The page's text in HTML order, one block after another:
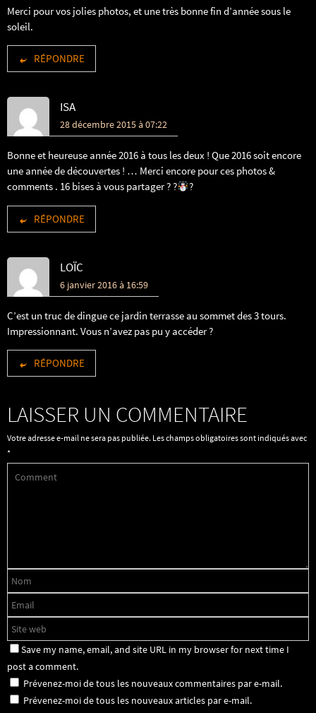
Merci pour vos jolies photos, et une très bonne fin d’année sous le
soleil.
RÉPONDRE
ISA
28 décembre 2015 à 07:22
Bonne et heureuse année 2016 à tous les deux ! Que 2016 soit encore
une année de découvertes ! … Merci encore pour ces photos &
comments . 16 bises à vous partager ? ?
?
RÉPONDRE
LOÏC
6 janvier 2016 à 16:59
C’est un truc de dingue ce jardin terrasse au sommet des 3 tours.
Impressionnant. Vous n’avez pas pu y accéder ?
RÉPONDRE
LAISSER UN COMMENTAIRE
Votre adresse e-mail ne sera pas publiée. Les champs obligatoires sont indiqués avec
*
Save my name, email, and site URL in my browser for next time I
post a comment.
Prévenez-moi de tous les nouveaux commentaires par e-mail.
Prévenez-moi de tous les nouveaux articles par e-mail.